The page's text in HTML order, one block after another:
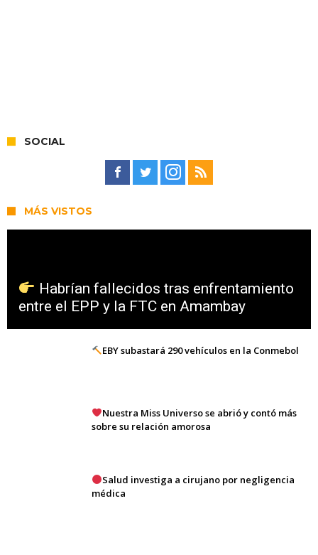
SOCIAL
MÁS VISTOS
Habrían fallecidos tras enfrentamiento
entre el EPP y la FTC en Amambay
EBY subastará 290 vehículos en la Conmebol
Nuestra Miss Universo se abrió y contó más
sobre su relación amorosa
Salud investiga a cirujano por negligencia
médica